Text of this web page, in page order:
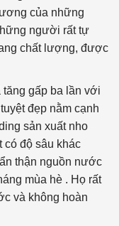
của những
người rất tự
chất lượng, được
tăng gấp ba lần với
đẹp nằm cạnh
sản xuất nho
độ sâu khác
thận nguồn nước
mùa hè . Họ rất
và không hoàn